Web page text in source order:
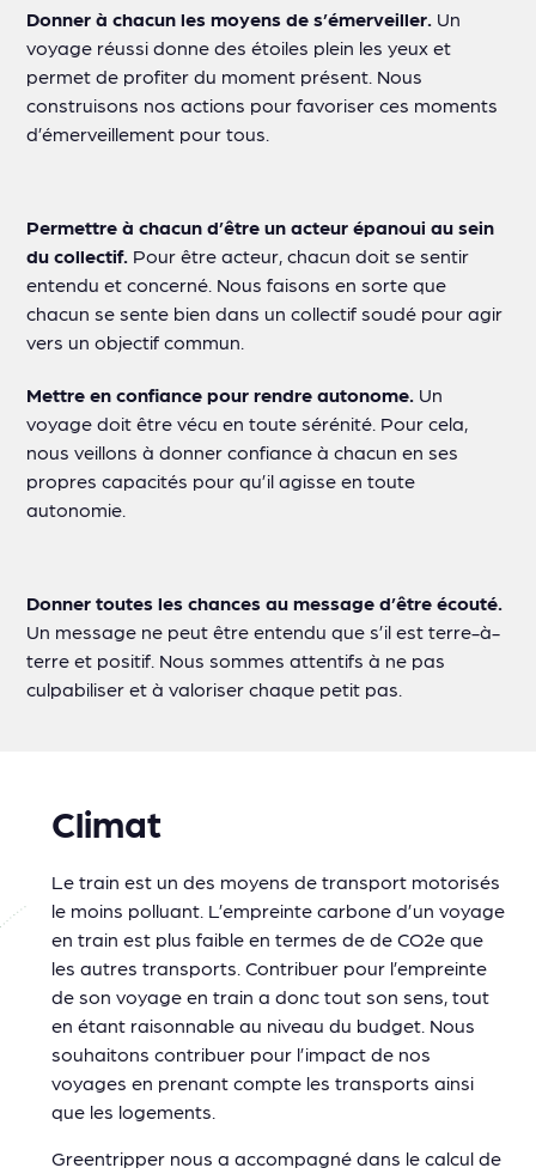
Donner à chacun les moyens de s’émerveiller. Un
voyage réussi donne des étoiles plein les yeux et
permet de profiter du moment présent. Nous
construisons nos actions pour favoriser ces moments
d’émerveillement pour tous.
Permettre à chacun d’être un acteur épanoui au sein
du collectif. Pour être acteur, chacun doit se sentir
entendu et concerné. Nous faisons en sorte que
chacun se sente bien dans un collectif soudé pour agir
vers un objectif commun.
Mettre en confiance pour rendre autonome. Un
voyage doit être vécu en toute sérénité. Pour cela,
nous veillons à donner confiance à chacun en ses
propres capacités pour qu’il agisse en toute
autonomie.
Donner toutes les chances au message d’être écouté.
Un message ne peut être entendu que s’il est terre-à-
terre et positif. Nous sommes attentifs à ne pas
culpabiliser et à valoriser chaque petit pas.
Climat
Le train est un des moyens de transport motorisés
le moins polluant. L’empreinte carbone d’un voyage
en train est plus faible en termes de de CO2e que
les autres transports. Contribuer pour l’empreinte
de son voyage en train a donc tout son sens, tout
en étant raisonnable au niveau du budget. Nous
souhaitons contribuer pour l’impact de nos
voyages en prenant compte les transports ainsi
que les logements.
Greentripper nous a accompagné dans le calcul de